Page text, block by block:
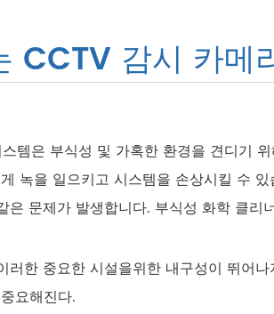
CCTV 감시 카메
템은 부식성 및 가혹한 환경을 견디기
녹을 일으키고 시스템을 손상시킬 수
문제가 발생합니다. 부식성 화학 클리
한 중요한 시설을위한 내구성이 뛰어
요해진다.